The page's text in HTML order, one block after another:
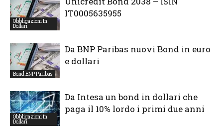
Obbligazioni In
Dollari
IT0005635955
Bond BNP Paribas
Da BNP Paribas nuovi Bond in euro
e dollari
Obbligazioni In
Dollari
Da Intesa un bond in dollari che
paga il 10% lordo i primi due anni